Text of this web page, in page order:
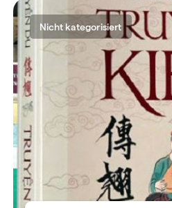
Nicht kategorisiert